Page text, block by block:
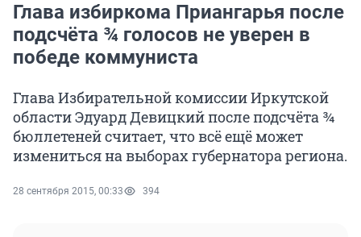
Глава избиркома Приангарья после
подсчёта ¾ голосов не уверен в
победе коммуниста
Глава Избирательной комиссии Иркутской
области Эдуард Девицкий после подсчёта ¾
бюллетеней считает, что всё ещё может
измениться на выборах губернатора региона.
28 сентября 2015, 00:33 394